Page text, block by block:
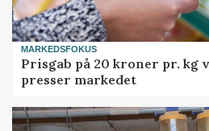
MARKEDSFOKUS
Prisgab på 20 kroner pr. kg
presser markedet